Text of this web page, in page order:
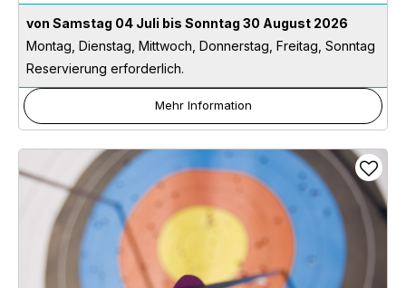
von Samstag 04 Juli bis Sonntag 30 August 2026
Montag, Dienstag, Mittwoch, Donnerstag, Freitag, Sonntag
Reservierung erforderlich.
Mehr Information